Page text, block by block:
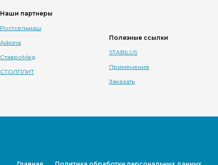
Наши партнеры
Ростсельмаш
Askona
СтавроМед
СТОЛПЛИТ
Полезные ссылки
STABILUS
Применение
Заказать